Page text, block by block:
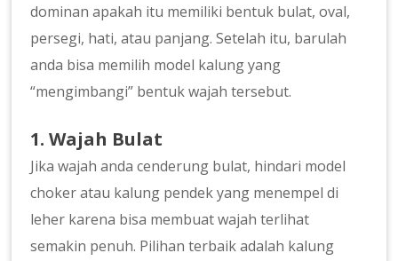
dominan apakah itu memiliki bentuk bulat, oval,
persegi, hati, atau panjang. Setelah itu, barulah
anda bisa memilih model kalung yang
“mengimbangi” bentuk wajah tersebut.
1. Wajah Bulat
Jika wajah anda cenderung bulat, hindari model
choker atau kalung pendek yang menempel di
leher karena bisa membuat wajah terlihat
semakin penuh. Pilihan terbaik adalah kalung